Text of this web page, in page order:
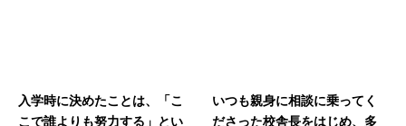
入学時に決めたことは、「こ
こで誰よりも努力する」とい
いつも親身に相談に乗ってく
ださった校舎長をはじめ、多